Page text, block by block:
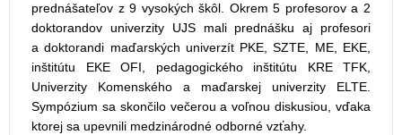
prednášateľov z 9 vysokých škôl. Okrem 5 profesorov a 2
doktorandov univerzity UJS mali prednášku aj profesori
a doktorandi maďarských univerzít PKE, SZTE, ME, EKE,
inštitútu EKE OFI, pedagogického inštitútu KRE TFK,
Univerzity Komenského a maďarskej univerzity ELTE.
Sympózium sa skončilo večerou a voľnou diskusiou, vďaka
ktorej sa upevnili medzinárodné odborné vzťahy.